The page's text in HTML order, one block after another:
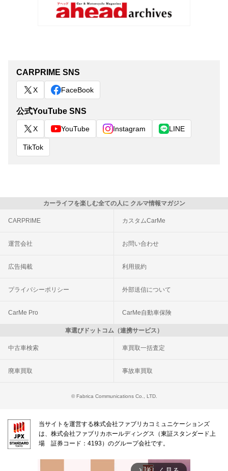
CARPRIME SNS
X FaceBook
公式YouTube SNS
X YouTube Instagram LINE
TikTok
カーライフを楽しむ全ての人に クルマ情報マガジン
CARPRIME カスタムCarMe
運営会社 お問い合わせ
広告掲載 利用規約
プライバシーポリシー 外部送信について
CarMe Pro CarMe自動車保険
車選びドットコム（連携サービス）
中古車検索 車買取一括査定
廃車買取 事故車買取
© Fabrica Communications Co., LTD.
当サイトを運営する株式会社ファブリカコミュニケーションズ
は、株式会社ファブリカホールディングス（東証スタンダード上
場 証券コード：4193）のグループ会社です。